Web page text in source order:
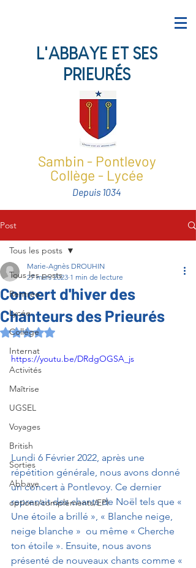
L'ABBAYE ET SES
PRIEURÉS
Sambin - Pontlevoy
Collège - Lycée
Depuis 1034
Post
Tous les posts
Rentrée
Lycée
Collège
Internat
Activités
Maîtrise
UGSEL
Voyages
British
Sorties
Abbaye
options/compléments/EPI
Tous les posts
Concert d'hiver des
Chanteurs des Prieurés
Marie-Agnès DROUHIN
27 mars 2023 1 min de lecture
Noté NaN étoiles sur 5.
https://youtu.be/DRdgOGSA_js
Lundi 6 Février 2022, après une
répétition générale, nous avons donné
un concert à Pontlevoy. Ce dernier
reprenait des chants de Noël tels que «
Une étoile a brillé », « Blanche neige,
neige blanche »  ou même « Cherche
ton étoile ». Ensuite, nous avons
présenté de nouveaux chants comme «